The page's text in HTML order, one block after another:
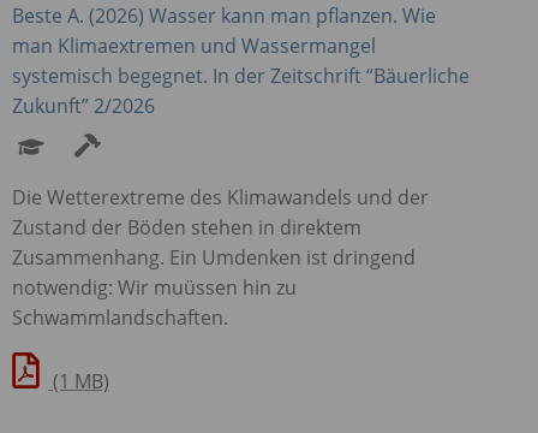
Beste A. (2026) Wasser kann man pflanzen. Wie
man Klimaextremen und Wassermangel
systemisch begegnet. In der Zeitschrift “Bäuerliche
Zukunft” 2/2026
Die Wetterextreme des Klimawandels und der
Zustand der Böden stehen in direktem
Zusammenhang. Ein Umdenken ist dringend
notwendig: Wir muüssen hin zu
Schwammlandschaften.
(1 MB)